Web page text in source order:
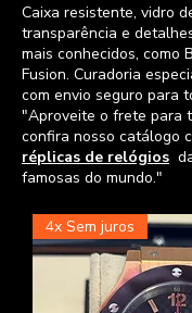
Caixa resistente, vidro
transparência e
mais conhecidos, como
Fusion. Curadoria
com envio seguro para
"Aproveite o frete para
confira nosso catálogo
réplicas de relógios
famosas do mundo."
4x Sem juros